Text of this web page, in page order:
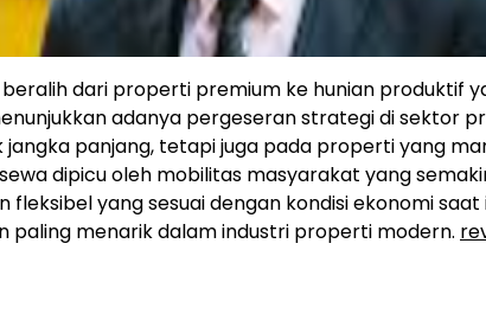
dari properti premium ke hunian produktif
adanya pergeseran strategi di sektor
panjang, tetapi juga pada properti yang
dipicu oleh mobilitas masyarakat yang
yang sesuai dengan kondisi ekonomi saat
paling menarik dalam industri properti modern.